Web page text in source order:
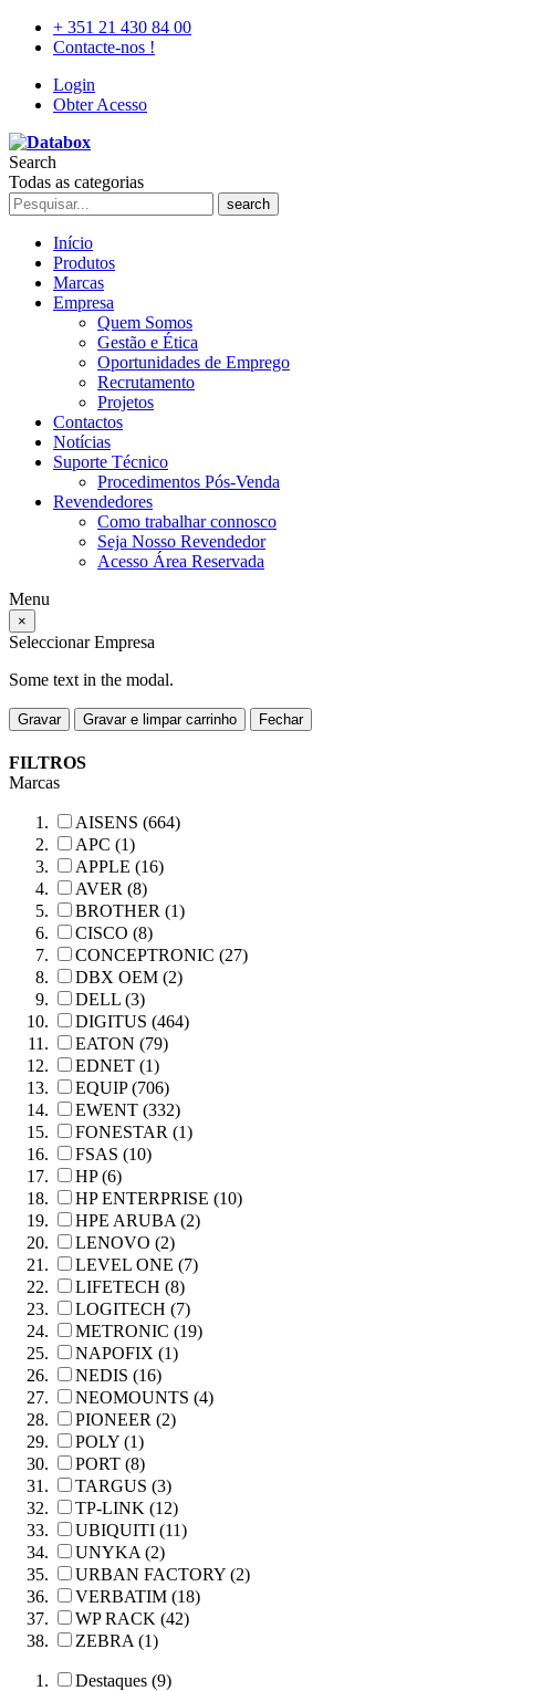
+ 351 21 430 84 00
Contacte-nos !
Login
Obter Acesso
Search
Todas as categorias
search
Início
Produtos
Marcas
Empresa
Quem Somos
Gestão e Ética
Oportunidades de Emprego
Recrutamento
Projetos
Contactos
Notícias
Suporte Técnico
Procedimentos Pós-Venda
Revendedores
Como trabalhar connosco
Seja Nosso Revendedor
Acesso Área Reservada
Menu
×
Seleccionar Empresa
Some text in the modal.
Gravar Gravar e limpar carrinho Fechar
FILTROS
Marcas
AISENS (664)
APC (1)
APPLE (16)
AVER (8)
BROTHER (1)
CISCO (8)
CONCEPTRONIC (27)
DBX OEM (2)
DELL (3)
DIGITUS (464)
EATON (79)
EDNET (1)
EQUIP (706)
EWENT (332)
FONESTAR (1)
FSAS (10)
HP (6)
HP ENTERPRISE (10)
HPE ARUBA (2)
LENOVO (2)
LEVEL ONE (7)
LIFETECH (8)
LOGITECH (7)
METRONIC (19)
NAPOFIX (1)
NEDIS (16)
NEOMOUNTS (4)
PIONEER (2)
POLY (1)
PORT (8)
TARGUS (3)
TP-LINK (12)
UBIQUITI (11)
UNYKA (2)
URBAN FACTORY (2)
VERBATIM (18)
WP RACK (42)
ZEBRA (1)
Destaques (9)